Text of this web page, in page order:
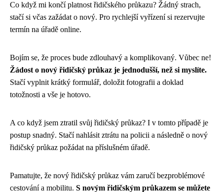
Co když mi končí platnost řidičského průkazu? Žádný strach,
stačí si včas zažádat o nový. Pro rychlejší vyřízení si rezervujte
termín na úřadě online.
Bojím se, že proces bude zdlouhavý a komplikovaný. Vůbec ne!
Žádost o nový řidičský průkaz je jednodušší, než si myslíte.
Stačí vyplnit krátký formulář, doložit fotografii a doklad
totožnosti a vše je hotovo.
A co když jsem ztratil svůj řidičský průkaz? I v tomto případě je
postup snadný. Stačí nahlásit ztrátu na policii a následně o nový
řidičský průkaz požádat na příslušném úřadě.
Pamatujte, že nový řidičský průkaz vám zaručí bezproblémové
cestování a mobilitu. S novým řidičským průkazem se můžete